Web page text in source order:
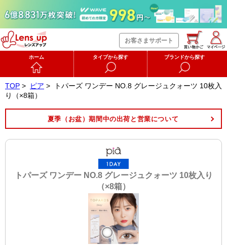
お客さまサポート
ホーム タイプから探す ブランドから探す
TOP > ピア >
トパーズ ワンデー NO.8 グレージュクォーツ 10枚入
り（×8箱）
夏季（お盆）期間中の出荷と営業について
トパーズ ワンデー NO.8 グレージュクォーツ 10枚入り
（×8箱）